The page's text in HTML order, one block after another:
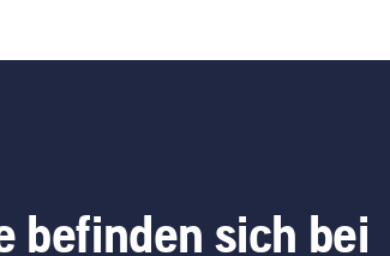
befinden sich bei